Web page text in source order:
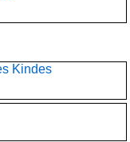
Kindes